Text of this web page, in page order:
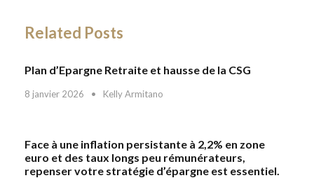
Related Posts
Plan d’Epargne Retraite et hausse de la CSG
8 janvier 2026 • Kelly Armitano
Face à une inflation persistante à 2,2% en zone
euro et des taux longs peu rémunérateurs,
repenser votre stratégie d’épargne est essentiel.